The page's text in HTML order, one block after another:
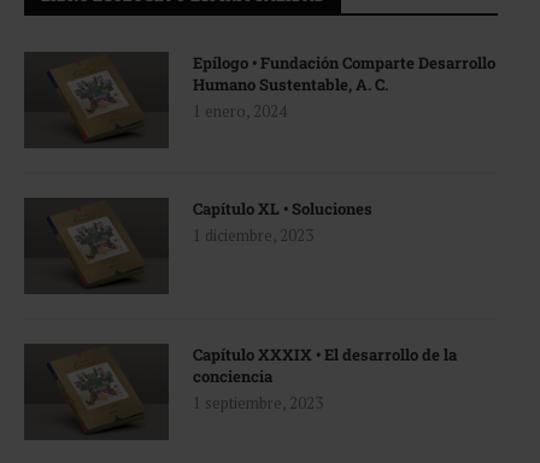
Epílogo • Fundación Comparte Desarrollo
Humano Sustentable, A. C.
1 enero, 2024
Capítulo XL • Soluciones
1 diciembre, 2023
Capítulo XXXIX • El desarrollo de la
conciencia
1 septiembre, 2023